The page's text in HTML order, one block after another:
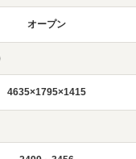
オープン
4635×1795×1415